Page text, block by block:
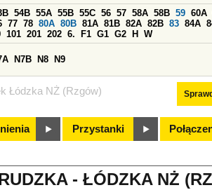
Łódzka NŻ (Rzgów)
54B 55A 55B 55C 56 57 58A 58B 59 60A
77 78 80A 80B 81A 81B 82A 82B 83 84A
101 201 202 6. F1 G1 G2 H W
N7B N8 N9
Przystanki
- ŁÓDZKA NŻ